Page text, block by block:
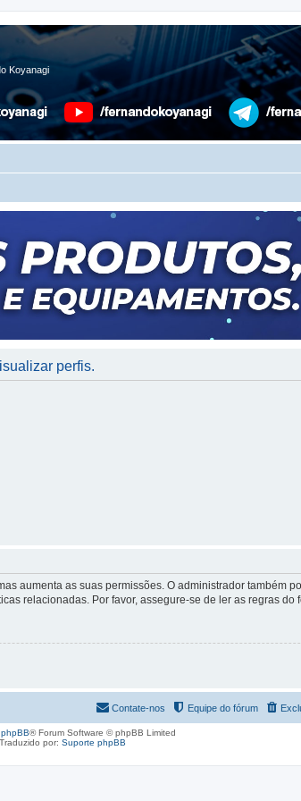
Koyanagi
perfis.
aumenta as suas permissões. O administrador também
relacionadas. Por favor, assegure-se de ler as regras
Equipe do fórum
Contate-nos
phpBB® Forum Software © phpBB Limited
Traduzido por: Suporte phpBB